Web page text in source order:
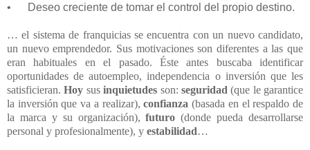
•
Deseo creciente de tomar el control del propio destino.
… el sistema de franquicias se encuentra con un nuevo candidato,
un nuevo emprendedor. Sus motivaciones son diferentes a las que
eran habituales en el pasado. Éste antes buscaba identificar
oportunidades de autoempleo, independencia o inversión que les
satisficieran.Hoy susinquietudes son: seguridad (que le garantice
la inversión que va a realizar),confianza (basada en el respaldo de
la marca y su organización),futuro (donde pueda desarrollarse
personal y profesionalmente), y estabilidad…